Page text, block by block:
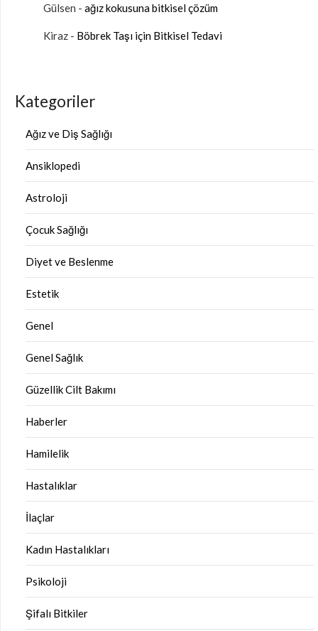
Gülsen - ağız kokusuna bitkisel çözüm
Kiraz - Böbrek Taşı için Bitkisel Tedavi
Kategoriler
Ağız ve Diş Sağlığı
Ansiklopedi
Astroloji
Çocuk Sağlığı
Diyet ve Beslenme
Estetik
Genel
Genel Sağlık
Güzellik Cilt Bakımı
Haberler
Hamilelik
Hastalıklar
İlaçlar
Kadın Hastalıkları
Psikoloji
Şifalı Bitkiler